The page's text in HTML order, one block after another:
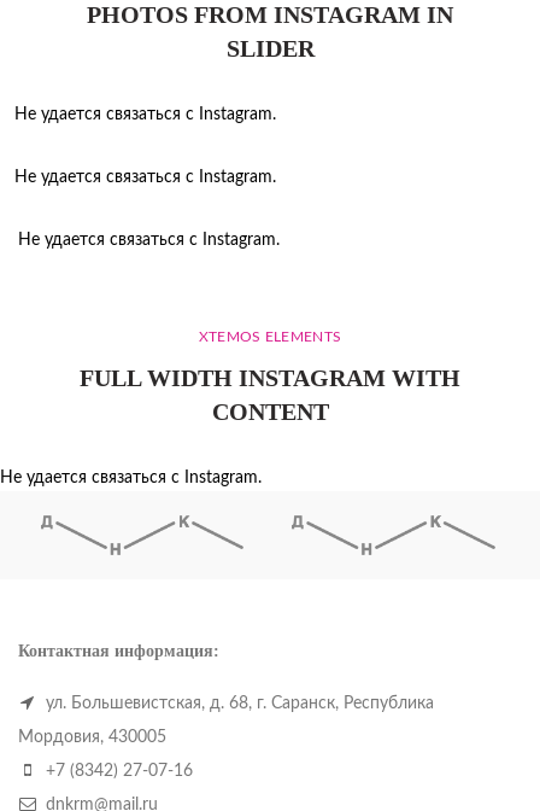
PHOTOS FROM INSTAGRAM IN
SLIDER
Не удается связаться с Instagram.
Не удается связаться с Instagram.
Не удается связаться с Instagram.
XTEMOS ELEMENTS
FULL WIDTH INSTAGRAM WITH
CONTENT
Не удается связаться с Instagram.
Контактная информация:
ул. Большевистская, д. 68, г. Саранск, Республика
Мордовия, 430005
+7 (8342) 27-07-16
dnkrm@mail.ru